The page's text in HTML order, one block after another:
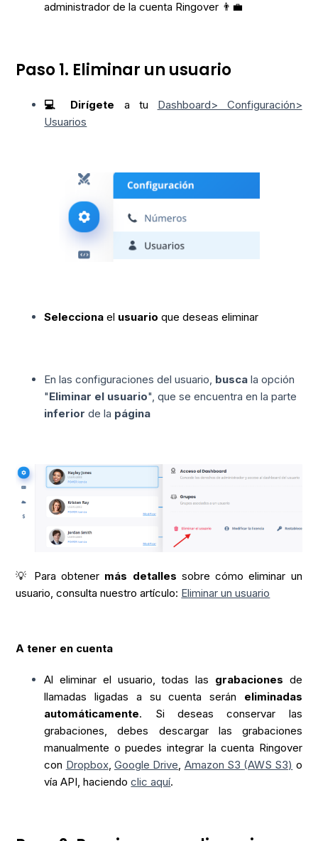
administrador de la cuenta Ringover 👨‍💼
Paso 1. Eliminar un usuario
💻 Dirígete a tu Dashboard> Configuración>
Usuarios
Selecciona el usuario que deseas eliminar
En las configuraciones del usuario, busca la opción
"Eliminar el usuario", que se encuentra en la parte
inferior de la página
💡 Para obtener más detalles sobre cómo eliminar un
usuario, consulta nuestro artículo: Eliminar un usuario
A tener en cuenta
Al eliminar el usuario, todas las grabaciones de
llamadas ligadas a su cuenta serán eliminadas
automáticamente. Si deseas conservar las
grabaciones, debes descargar las grabaciones
manualmente o puedes integrar la cuenta Ringover
con Dropbox, Google Drive, Amazon S3 (AWS S3) o
vía API, haciendoclic aquí.